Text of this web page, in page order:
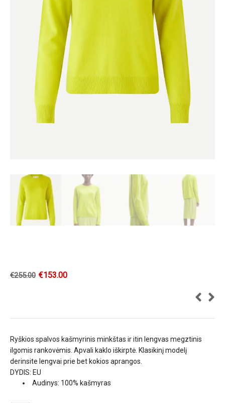
€255.00 €153.00
Ryškios spalvos kašmyrinis minkštas ir itin lengvas megztinis
ilgomis rankovėmis. Apvali kaklo iškirptė. Klasikinį modelį
derinsite lengvai prie bet kokios aprangos.
DYDIS: EU
Audinys: 100% kašmyras